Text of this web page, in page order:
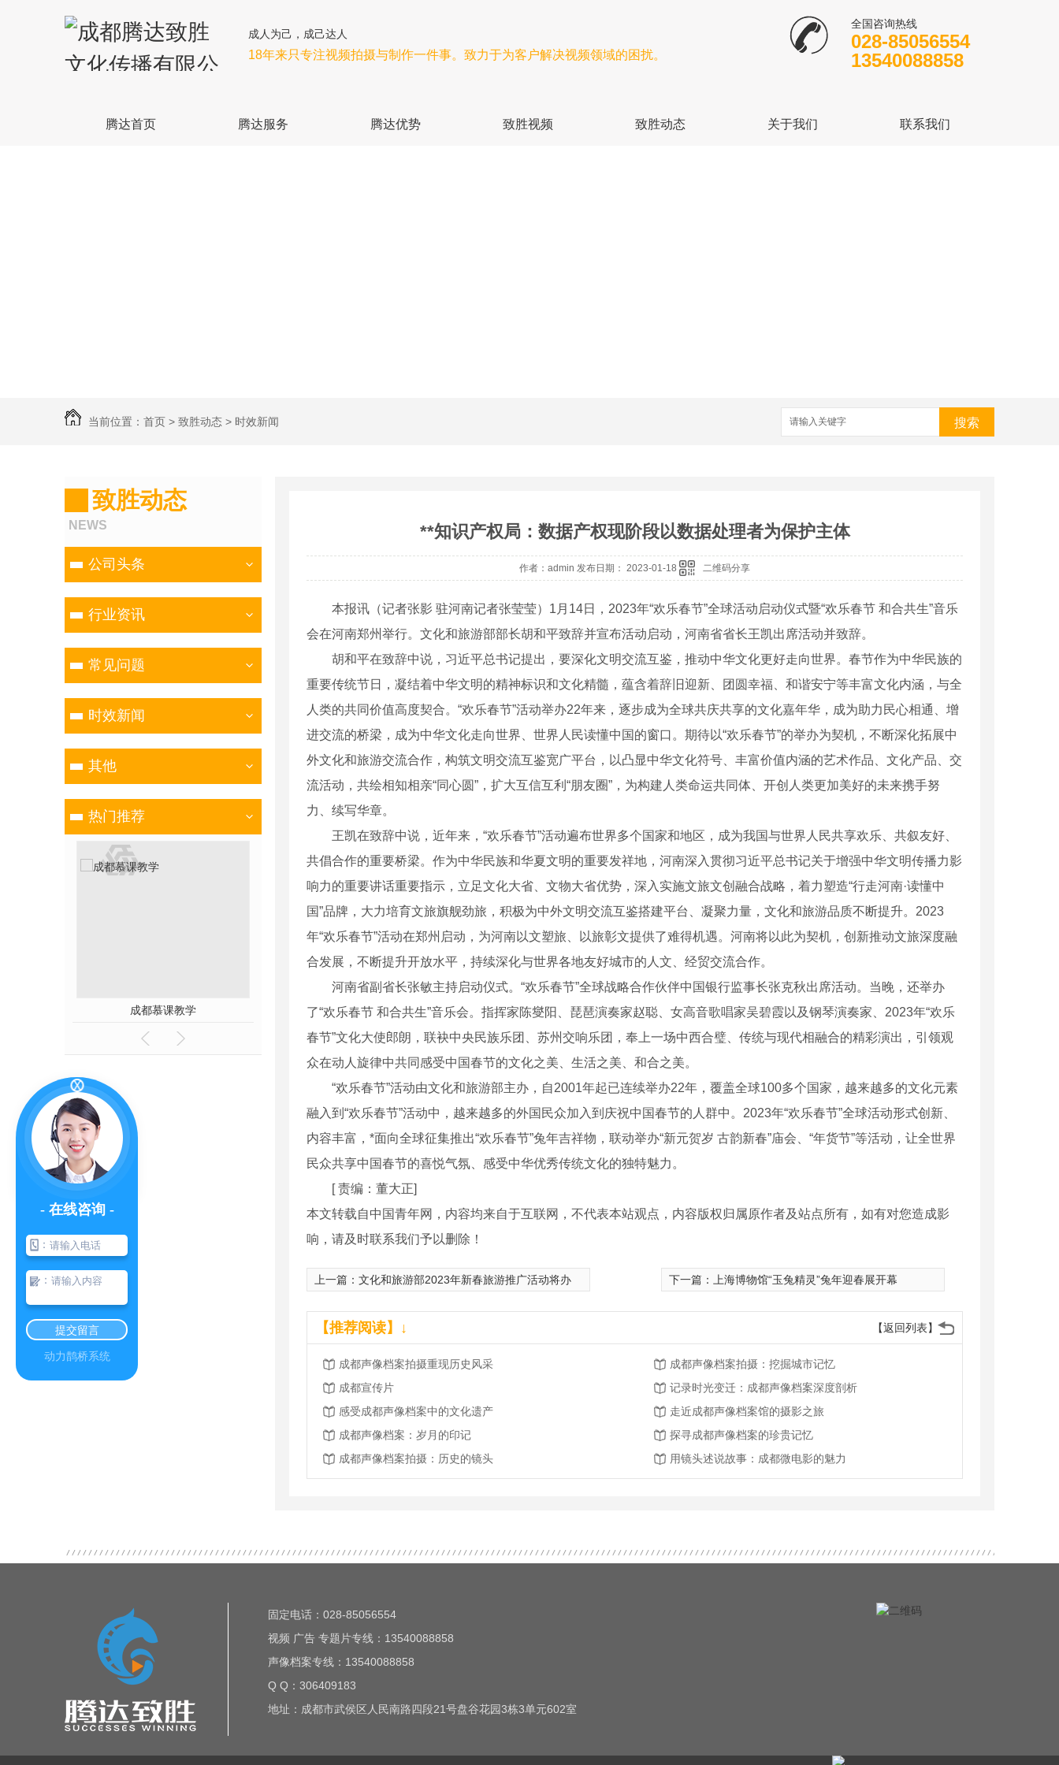
成人为己，成己达人
18年来只专注视频拍摄与制作一件事。致力于为客户解决视频领域的困扰。
全国咨询热线
028-85056554
13540088858
腾达首页 腾达服务 腾达优势 致胜视频 致胜动态 关于我们 联系我们
当前位置： 首页 > 致胜动态 > 时效新闻 搜索
致胜动态
NEWS
公司头条
行业资讯
常见问题
时效新闻
其他
热门推荐
成都慕课教学 成都慕课
**知识产权局：数据产权现阶段以数据处理者为保护主体
作者：admin 发布日期： 2023-01-18 二维码分享
本报讯（记者张影 驻河南记者张莹莹）1月14日，2023年“欢乐春节”全球活动启动仪式暨“欢乐春节 和合共生”音乐
会在河南郑州举行。文化和旅游部部长胡和平致辞并宣布活动启动，河南省省长王凯出席活动并致辞。
胡和平在致辞中说，习近平总书记提出，要深化文明交流互鉴，推动中华文化更好走向世界。春节作为中华民族的
重要传统节日，凝结着中华文明的精神标识和文化精髓，蕴含着辞旧迎新、团圆幸福、和谐安宁等丰富文化内涵，与全
人类的共同价值高度契合。“欢乐春节”活动举办22年来，逐步成为全球共庆共享的文化嘉年华，成为助力民心相通、增
进交流的桥梁，成为中华文化走向世界、世界人民读懂中国的窗口。期待以“欢乐春节”的举办为契机，不断深化拓展中
外文化和旅游交流合作，构筑文明交流互鉴宽广平台，以凸显中华文化符号、丰富价值内涵的艺术作品、文化产品、交
流活动，共绘相知相亲“同心圆”，扩大互信互利“朋友圈”，为构建人类命运共同体、开创人类更加美好的未来携手努
力、续写华章。
王凯在致辞中说，近年来，“欢乐春节”活动遍布世界多个国家和地区，成为我国与世界人民共享欢乐、共叙友好、
共倡合作的重要桥梁。作为中华民族和华夏文明的重要发祥地，河南深入贯彻习近平总书记关于增强中华文明传播力影
响力的重要讲话重要指示，立足文化大省、文物大省优势，深入实施文旅文创融合战略，着力塑造“行走河南·读懂中
国”品牌，大力培育文旅旗舰劲旅，积极为中外文明交流互鉴搭建平台、凝聚力量，文化和旅游品质不断提升。2023
年“欢乐春节”活动在郑州启动，为河南以文塑旅、以旅彰文提供了难得机遇。河南将以此为契机，创新推动文旅深度融
合发展，不断提升开放水平，持续深化与世界各地友好城市的人文、经贸交流合作。
河南省副省长张敏主持启动仪式。“欢乐春节”全球战略合作伙伴中国银行监事长张克秋出席活动。当晚，还举办
了“欢乐春节 和合共生”音乐会。指挥家陈燮阳、琵琶演奏家赵聪、女高音歌唱家吴碧霞以及钢琴演奏家、2023年“欢乐
春节”文化大使郎朗，联袂中央民族乐团、苏州交响乐团，奉上一场中西合璧、传统与现代相融合的精彩演出，引领观
众在动人旋律中共同感受中国春节的文化之美、生活之美、和合之美。
“欢乐春节”活动由文化和旅游部主办，自2001年起已连续举办22年，覆盖全球100多个国家，越来越多的文化元素
融入到“欢乐春节”活动中，越来越多的外国民众加入到庆祝中国春节的人群中。2023年“欢乐春节”全球活动形式创新、
内容丰富，*面向全球征集推出“欢乐春节”兔年吉祥物，联动举办“新元贺岁 古韵新春”庙会、“年货节”等活动，让全世界
民众共享中国春节的喜悦气氛、感受中华优秀传统文化的独特魅力。
[ 责编：董大正]
本文转载自中国青年网，内容均来自于互联网，不代表本站观点，内容版权归属原作者及站点所有，如有对您造成影
响，请及时联系我们予以删除！
上一篇： 文化和旅游部2023年新春旅游推广活动将办 下一篇： 上海博物馆“玉兔精灵”兔年迎春展开幕
【返回列表】
【推荐阅读】↓
成都声像档案拍摄重现历史风采
成都声像档案拍摄：挖掘城市记忆
成都宣传片
记录时光变迁：成都声像档案深度剖析
感受成都声像档案中的文化遗产
走近成都声像档案馆的摄影之旅
成都声像档案：岁月的印记
探寻成都声像档案的珍贵记忆
成都声像档案拍摄：历史的镜头
用镜头述说故事：成都微电影的魅力
固定电话：028-85056554
视频 广告 专题片专线：13540088858
声像档案专线：13540088858
Q Q：306409183
地址：成都市武侯区人民南路四段21号盘谷花园3栋3单元602室
- 在线咨询 -
：
：
提交留言
动力鹊桥系统